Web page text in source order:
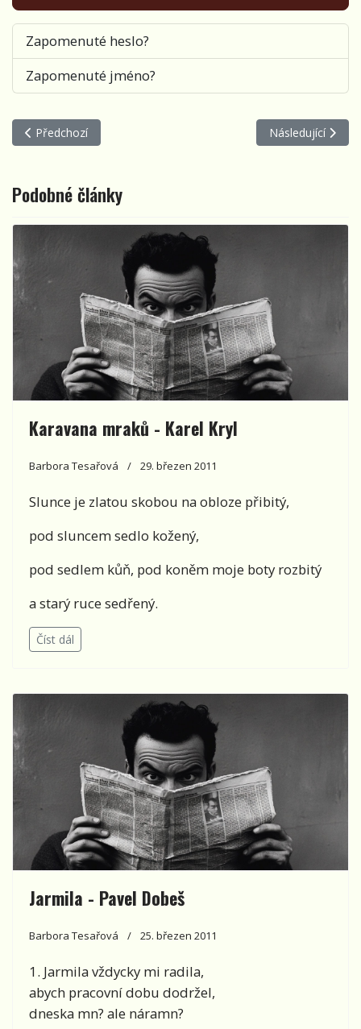
Zapomenuté heslo?
Zapomenuté jméno?
Předchozí článek: Nezmaři: Dokud svíčka hoří
Předchozí Další článek:
Následující
Podobné články
Karavana mraků - Karel Kryl
Barbora Tesařová 29. březen 2011
Slunce je zlatou skobou na obloze přibitý,
pod sluncem sedlo kožený,
pod sedlem kůň, pod koněm moje boty rozbitý
a starý ruce sedřený.
Číst dál
Jarmila - Pavel Dobeš
Barbora Tesařová 25. březen 2011
1. Jarmila vždycky mi radila,
abych pracovní dobu dodržel,
dneska mn? ale náramn?